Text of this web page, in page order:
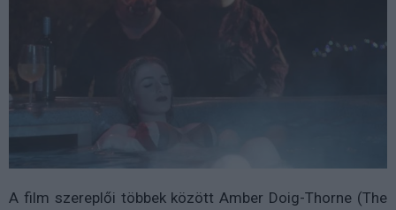
A film szereplői többek között Amber Doig-Thorne (The